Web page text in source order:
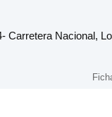
Carretera Nacional,